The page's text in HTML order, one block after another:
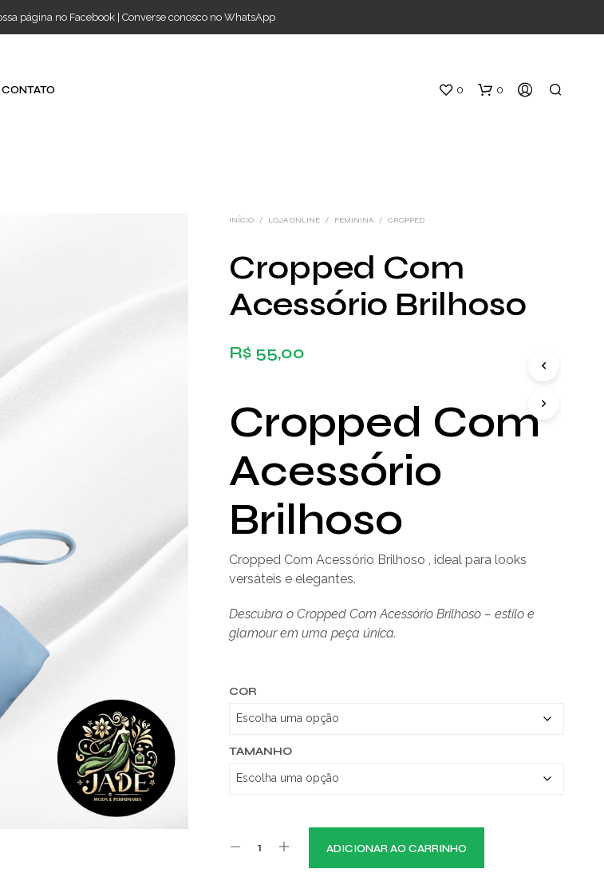
página no Facebook |Converse conosco no WhatsApp
CONTATO 0 0
M
O
I
O
INÍCIO / LOJA ONLINE / FEMININA / CROPPED
Cropped Com
Acessório Brilhoso
R$55,00
Cropped Com
Acessório
Brilhoso
Cropped Com Acessório Brilhoso , ideal para looks
versáteis e elegantes.
Descubra o Cropped Com Acessório Brilhoso – estilo e
glamour em uma peça única.
COR
TAMANHO
ADICIONAR AO CARRINHO